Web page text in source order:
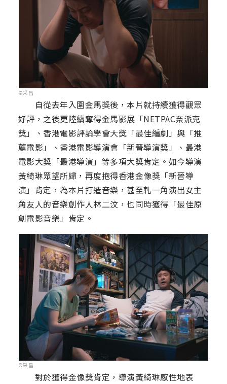
©采昌
自從去年入圍金馬獎後，本片就持續獲得觀眾
好評，之後更陸續奪得金馬影展「NETPAC奈派克
獎」、香港電影評論學會大獎「最佳編劇」與「推
薦電影」、香港電影導演會「新晉導演獎」、最港
電影大獎「最港導演」等多項大獎肯定。如今導演
黃綺琳眾望所歸，再度抱得香港金像獎「新晉導
演」肯定，為本片打造音樂，甚至軋一角演出女主
角友人的音樂創作人林二汶，也同時獲得「最佳原
創電影音樂」肯定。
©采昌
對於獲得金像獎肯定，導演黃綺琳感性地表